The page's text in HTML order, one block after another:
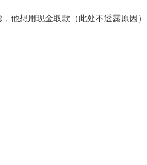
他想用现金取款（此处不透露原因